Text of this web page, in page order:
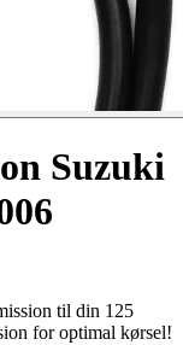
Suzuki
til din 125
for optimal kørsel!